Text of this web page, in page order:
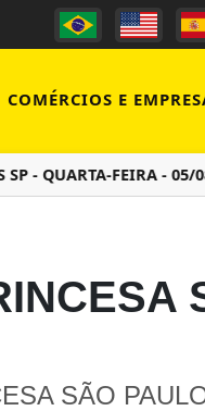
COMÉRCIOS E
- QUARTA-FEIRA - 05/
SÃO